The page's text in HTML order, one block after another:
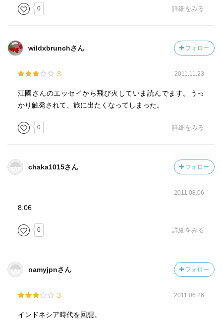
0 詳細をみる
wildxbrunchさん フォロー
3 2011.11.23
江國さんのエッセイから飛び火していま読んでます。うっ
かり触発されて、旅に出たくなってしまった。
0 詳細をみる
chaka1015さん フォロー
2011.08.06
8.06
0 詳細をみる
namyjpnさん フォロー
3 2011.06.26
インドネシア時代を回想。